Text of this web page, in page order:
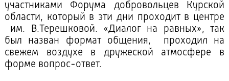
участниками Форума добровольцев Курской
области, который в эти дни проходит в центре
им. В.Терешковой. «Диалог на равных», так
был назван формат общения, проходил на
свежем воздухе в дружеской атмосфере в
форме вопрос-ответ.